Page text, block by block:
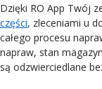
Dzięki RO App Twój
części, zleceniami u
całego procesu
napraw, stan
są odzwierciedlane